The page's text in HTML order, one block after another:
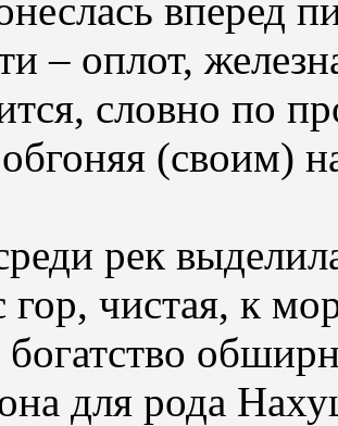
вперед
– оплот,
словно по
(своим)
рек
гор, чистая, к
богатство
для рода